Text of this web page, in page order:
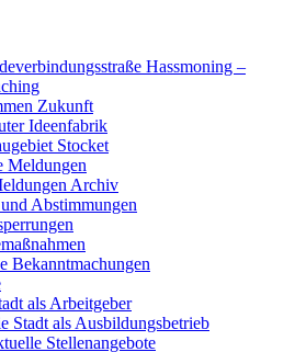
Hassmoning –
Zukunft
Ideenfabrik
Stocket
Meldungen
Archiv
Abstimmungen
Bekanntmachungen
als Arbeitgeber
Stadt als Ausbildungsbetrieb
Stellenangebote